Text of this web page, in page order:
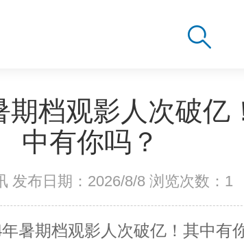
期档观影人次破亿
中有你吗？
发布日期：2026/8/8 浏览次数： 1
暑期档观影人次破亿！其中有